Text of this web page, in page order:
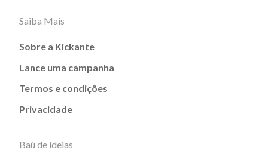
Saiba Mais
Sobre a Kickante
Lance uma campanha
Termos e condições
Privacidade
Baú de ideias